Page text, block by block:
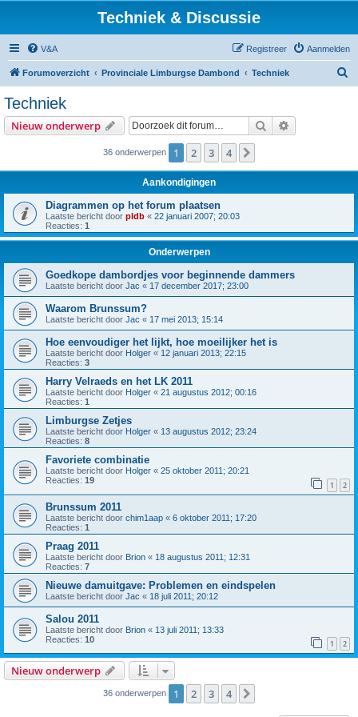
Techniek & Discussie
V&A Aanmelden
Registreer
Forumoverzicht Provinciale Limburgse Dambond Techniek
Techniek
Nieuw onderwerp Zoek
36 onderwerpen 1 2 3 4
Aankondigingen
Diagrammen op het forum plaatsen
Laatste bericht door pldb « 22 januari 2007; 20:03
Reacties: 1
Onderwerpen
Goedkope dambordjes voor beginnende dammers
Laatste bericht door Jac « 17 december 2017; 23:00
Waarom Brunssum?
Laatste bericht door Jac « 17 mei 2013; 15:14
Hoe eenvoudiger het lijkt, hoe moeilijker het is
Laatste bericht door Holger « 12 januari 2013; 22:15
Reacties: 3
Harry Velraeds en het LK 2011
Laatste bericht door Holger « 21 augustus 2012; 00:16
Reacties: 1
Limburgse Zetjes
Laatste bericht door Holger « 13 augustus 2012; 23:24
Reacties: 8
Favoriete combinatie
Laatste bericht door Holger « 25 oktober 2011; 20:21
Reacties: 19 1 2
Brunssum 2011
Laatste bericht door chim1aap « 6 oktober 2011; 17:20
Reacties: 1
Praag 2011
Laatste bericht door Brion « 18 augustus 2011; 12:31
Reacties: 7
Nieuwe damuitgave: Problemen en eindspelen
Laatste bericht door Jac « 18 juli 2011; 20:12
Salou 2011
Laatste bericht door Brion « 13 juli 2011; 13:33
Reacties: 10 1 2
Nieuw onderwerp
36 onderwerpen 1 2 3 4